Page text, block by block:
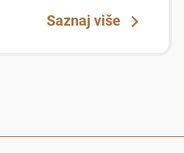
Saznaj više